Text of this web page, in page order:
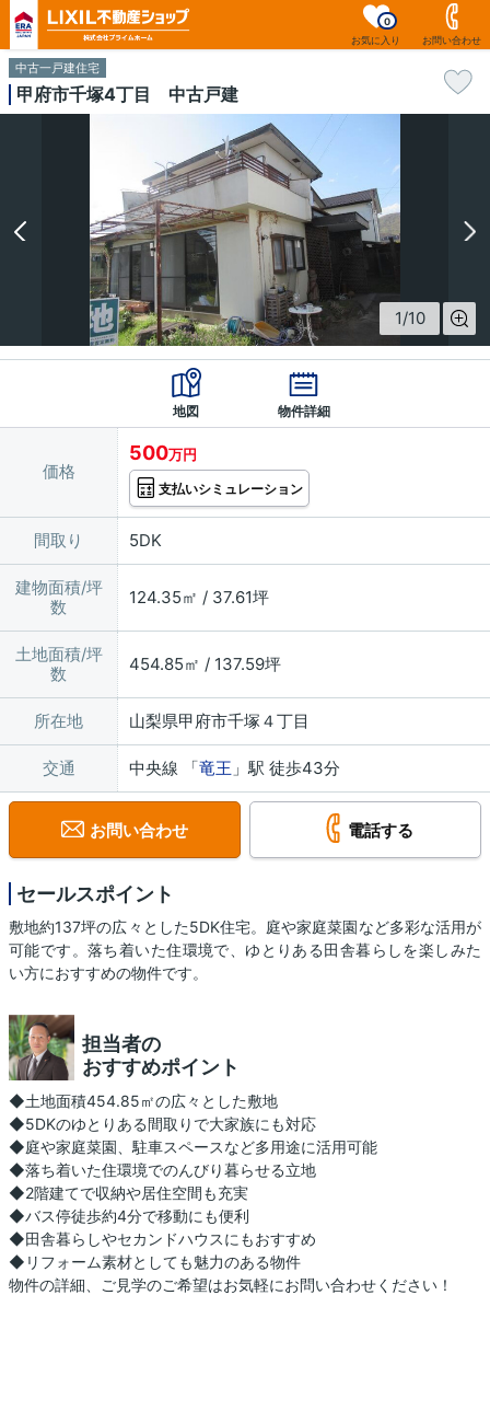
お気に入り
0
お問い合わせ
中古一戸建住宅
甲府市千塚4丁目 中古戸建
1/10
地図 物件詳細
価格
500万円
支払いシミュレーション
間取り 5DK
建物面積/坪
数
124.35㎡ / 37.61坪
土地面積/坪
数
454.85㎡ / 137.59坪
所在地 山梨県甲府市千塚４丁目
交通 中央線 「竜王 」駅 徒歩43分
お問い合わせ 電話する
セールスポイント
敷地約137坪の広々とした5DK住宅。庭や家庭菜園など多彩な活用が
可能です。落ち着いた住環境で、ゆとりある田舎暮らしを楽しみた
い方におすすめの物件です。
担当者の
おすすめポイント
◆土地面積454.85㎡の広々とした敷地
◆5DKのゆとりある間取りで大家族にも対応
◆庭や家庭菜園、駐車スペースなど多用途に活用可能
◆落ち着いた住環境でのんびり暮らせる立地
◆2階建てで収納や居住空間も充実
◆バス停徒歩約4分で移動にも便利
◆田舎暮らしやセカンドハウスにもおすすめ
◆リフォーム素材としても魅力のある物件
物件の詳細、ご見学のご希望はお気軽にお問い合わせください！